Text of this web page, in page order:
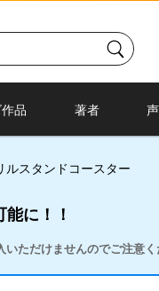
品 著者
ルスタンドコースター
に！！
ただけませんのでご注意く